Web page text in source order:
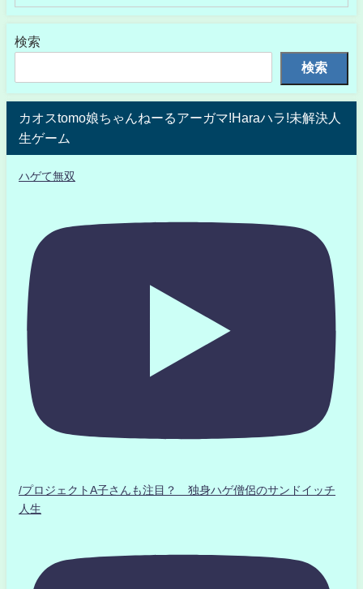
検索
検索
カオスtomo娘ちゃんねーるアーガマ!Haraハラ!未解決人
生ゲーム
ハゲて無双
/プロジェクトA子さんも注目？ 独身ハゲ僧侶のサンドイッチ
人生